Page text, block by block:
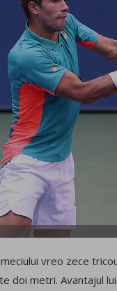
vreo zece
doi metri. Avantajul